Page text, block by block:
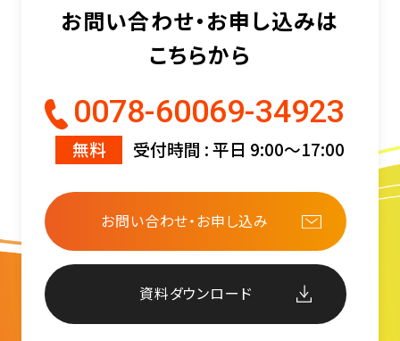
お問い合わせ・お申し込みは
こちらから
0078-60069-34923
無料 受付時間 : 平日 9:00〜17:00
お問い合わせ・お申し込み
資料ダウンロード